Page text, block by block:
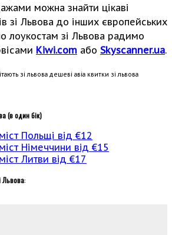
можна знайти цікаві
зі Львова до інших європейських
лоукостам зі Львова радимо
Kiwi.com або Skyscanner.ua.
(в один бік)
Польщі від €12
Німеччини від €15
Литви від €17
Львова: